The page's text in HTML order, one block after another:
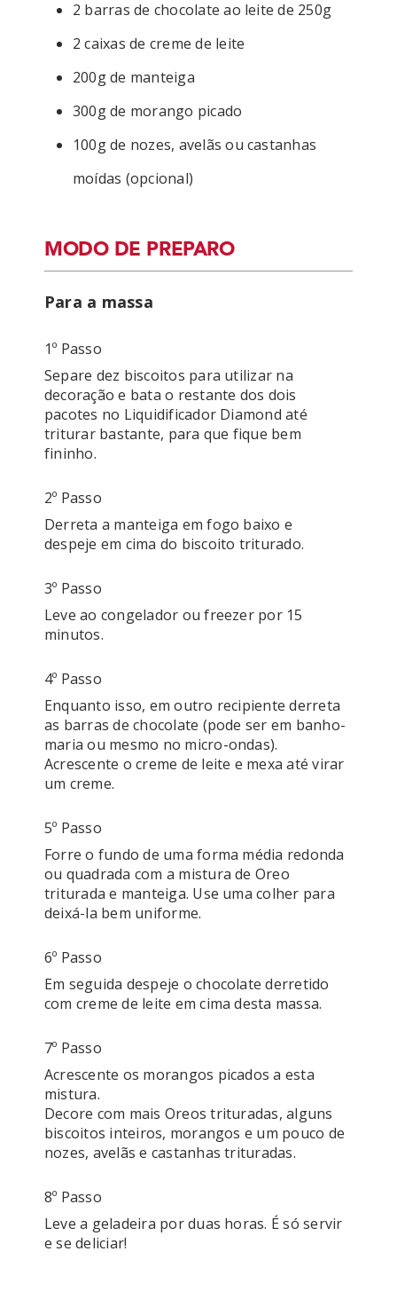
2 barras de chocolate ao leite de 250g
2 caixas de creme de leite
200g de manteiga
300g de morango picado
100g de nozes, avelãs ou castanhas
moídas (opcional)
MODO DE PREPARO
Para a massa
1º Passo
Separe dez biscoitos para utilizar na
decoração e bata o restante dos dois
pacotes no Liquidificador Diamond até
triturar bastante, para que fique bem
fininho.
2º Passo
Derreta a manteiga em fogo baixo e
despeje em cima do biscoito triturado.
3º Passo
Leve ao congelador ou freezer por 15
4º Passo
Enquanto isso, em outro recipiente derreta
as barras de chocolate (pode ser em banho-
maria ou mesmo no micro-ondas).
Acrescente o creme de leite e mexa até virar
um creme.
5º Passo
Forre o fundo de uma forma média redonda
ou quadrada com a mistura de Oreo
triturada e manteiga. Use uma colher para
deixá-la bem uniforme.
6º Passo
Em seguida despeje o chocolate derretido
com creme de leite em cima desta massa.
7º Passo
Acrescente os morangos picados a esta
mistura.
Decore com mais Oreos trituradas, alguns
biscoitos inteiros, morangos e um pouco de
nozes, avelãs e castanhas trituradas.
8º Passo
Leve a geladeira por duas horas. É só servir